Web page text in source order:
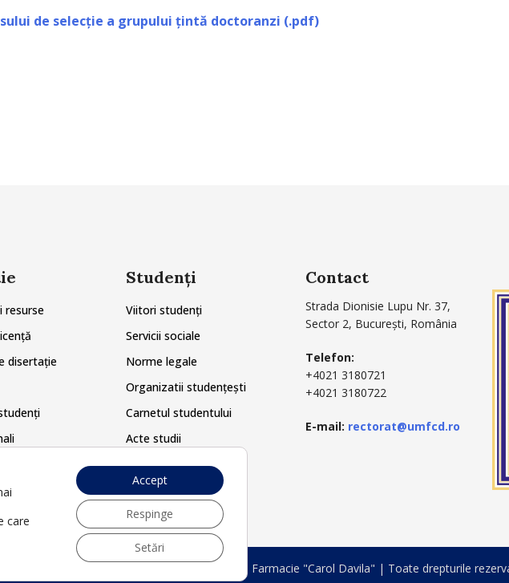
de selecție a grupului țintă doctoranzi (.pdf)
resurse
disertație
Studenți
Viitori studenți
Servicii sociale
Norme legale
Organizatii studențești
Carnetul studentului
Acte studii
Secretariat
Contact
Strada Dionisie Lupu Nr. 37,
Sector 2, București, România
Telefon:
+4021 3180721
+4021 3180722
E-mail: rectorat@umfcd.ro
© 2026 Universitatea de Medicină și Farmacie "Carol Davila" | Toate drepturile
care
Accept
Respinge
Setări